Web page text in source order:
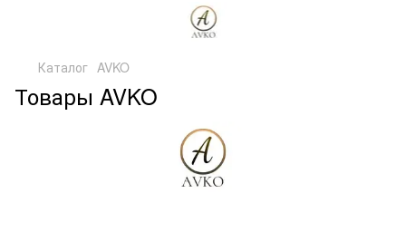
Каталог AVKO
Товары AVKO